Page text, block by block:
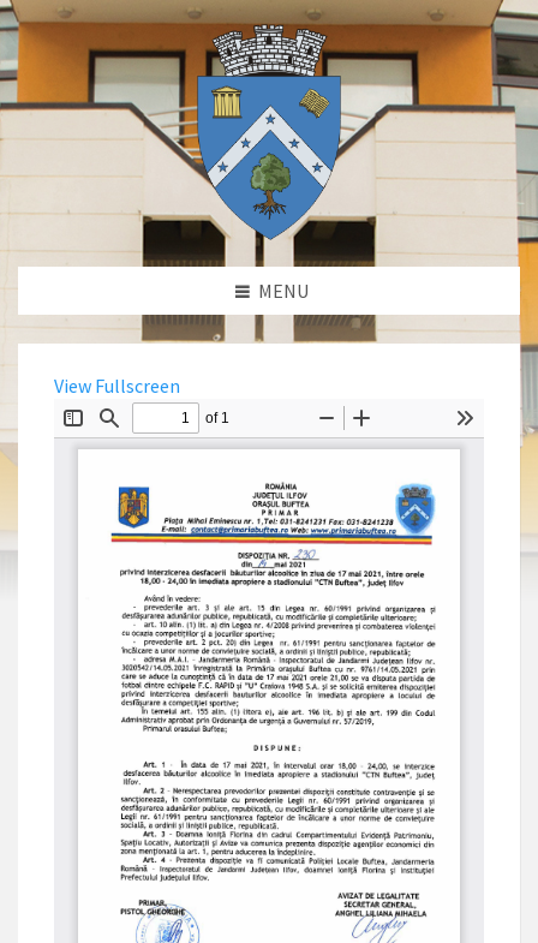
MENU
View Fullscreen